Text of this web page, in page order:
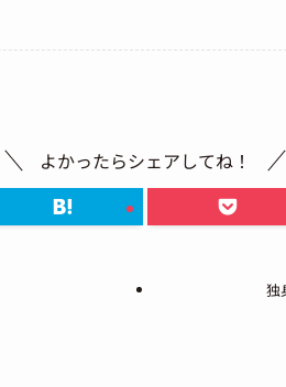
よかったらシェアしてね！
独